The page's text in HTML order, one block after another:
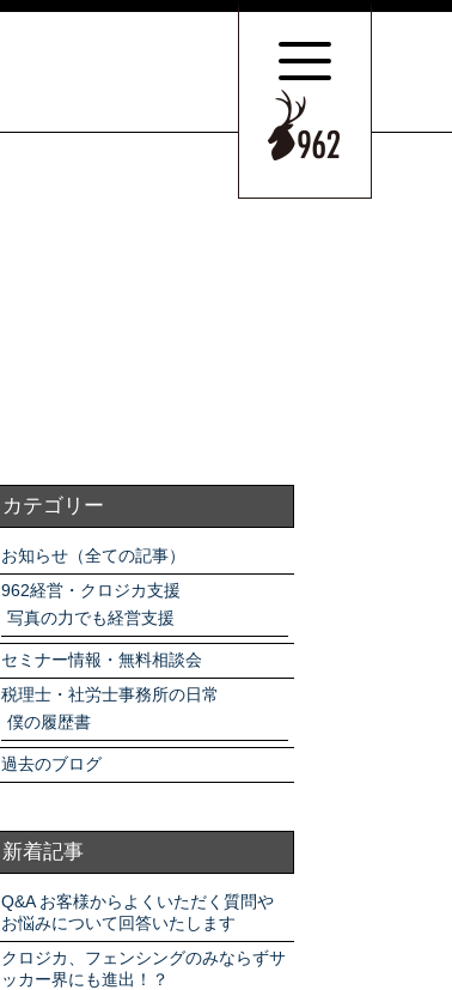
カテゴリー
お知らせ（全ての記事）
962経営・クロジカ支援
写真の力でも経営支援
セミナー情報・無料相談会
税理士・社労士事務所の日常
僕の履歴書
過去のブログ
新着記事
Q&A お客様からよくいただく質問や
お悩みについて回答いたします
クロジカ、フェンシングのみならずサ
ッカー界にも進出！？
アクセスマップ
お電話・
お問合せフォーム